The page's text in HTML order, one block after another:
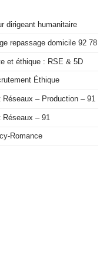
dirigeant humanitaire
repassage domicile 92 78
et éthique : RSE & 5D
Éthique
– Production – 91
– 91
Romance